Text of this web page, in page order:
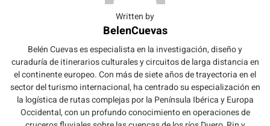
Written by
BelenCuevas
Belén Cuevas es especialista en la investigación, diseño y
curaduría de itinerarios culturales y circuitos de larga distancia en
el continente europeo. Con más de siete años de trayectoria en el
sector del turismo internacional, ha centrado su especialización en
la logística de rutas complejas por la Península Ibérica y Europa
Occidental, con un profundo conocimiento en operaciones de